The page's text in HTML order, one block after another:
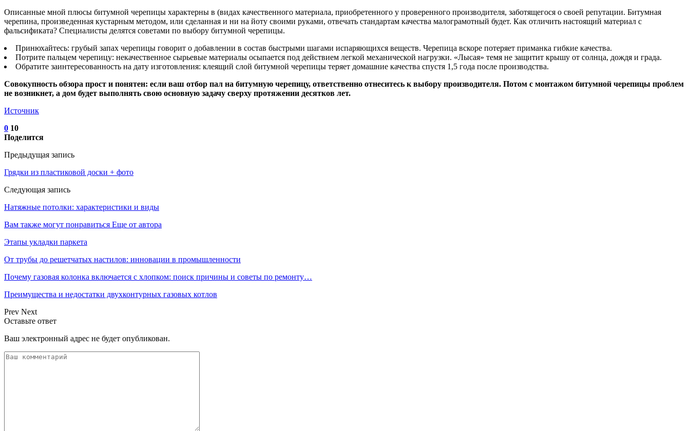
Описанные мной плюсы битумной черепицы характерны в (видах качественного материала, приобретенного у проверенного производителя, заботящегося о своей репутации. Битумная
черепина, произведенная кустарным методом, или сделанная и ни на йоту своими руками, отвечать стандартам качества малограмотный будет. Как отличить настоящий материал с
фальсификата? Специалисты делятся советами по выбору битумной черепицы.
Принюхайтесь: грубый запах черепицы говорит о добавлении в состав быстрыми шагами испаряющихся веществ. Черепица вскоре потеряет приманка гибкие качества.
Потрите пальцем черепицу: некачественное сырьевые материалы осыпается под действием легкой механической нагрузки. «Лысая» темя не защитит крышу от солнца, дождя и града.
Обратите заинтересованность на дату изготовления: клеящий слой битумной черепицы теряет домашние качества спустя 1,5 года после производства.
Совокупность обзора прост и понятен: если ваш отбор пал на битумную черепицу, ответственно отнеситесь к выбору производителя. Потом с монтажом битумной черепицы проблем
не возникнет, а дом будет выполнять свою основную задачу сверху протяжении десятков лет.
Источник
0 10
Поделится
Предыдущая запись
Грядки из пластиковой доски + фото
Следующая запись
Натяжные потолки: характеристики и виды
Вам также могут понравиться Еще от автора
Этапы укладки паркета
От трубы до решетчатых настилов: инновации в промышленности
Почему газовая колонка включается с хлопком: поиск причины и советы по ремонту…
Преимущества и недостатки двухконтурных газовых котлов
Prev Next
Оставьте ответ
Ваш электронный адрес не будет опубликован.